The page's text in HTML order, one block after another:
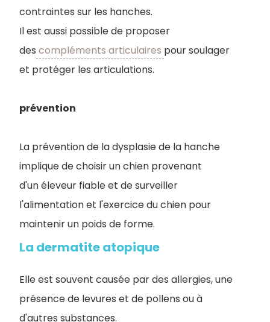
contraintes sur les hanches.
Il est aussi possible de proposer
des compléments articulaires pour soulager
et protéger les articulations.
prévention
La prévention de la dysplasie de la hanche
implique de choisir un chien provenant
d'un éleveur fiable et de surveiller
l'alimentation et l'exercice du chien pour
maintenir un poids de forme.
La dermatite atopique
Elle est souvent causée par des allergies, une
présence de levures et de pollens ou à
d'autres substances.